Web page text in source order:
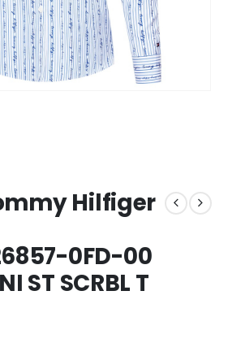
Hilfiger
0FD-00
ST SCRBL T